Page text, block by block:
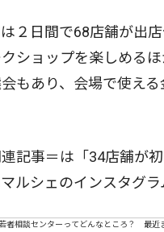
２日間で68店舗が出
ショップを楽しめる
もあり、会場で使え
記事＝は「34店舗が
ルシェのインスタグラ